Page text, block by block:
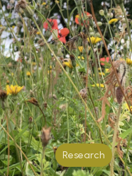
Research